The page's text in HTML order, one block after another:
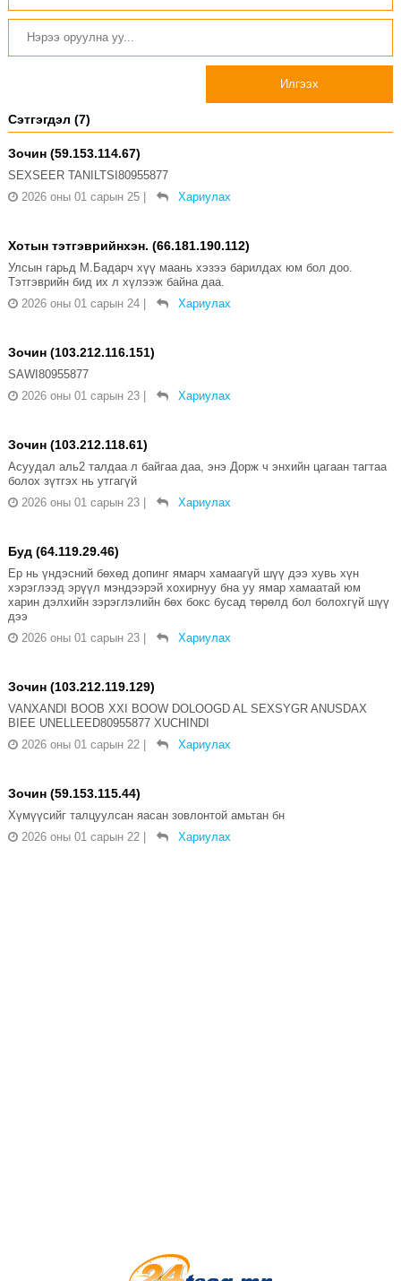
Илгээх
Сэтгэгдэл (7)
Зочин (59.153.114.67)
SEXSEER TANILTSI80955877
2026 оны 01 сарын 25
Хариулах
Хотын тэтгэврийнхэн. (66.181.190.112)
Улсын гарьд М.Бадарч хүү маань хэзээ барилдах юм бол доо.
Тэтгэврийн бид их л хүлээж байна даа.
2026 оны 01 сарын 24
Хариулах
Зочин (103.212.116.151)
SAWI80955877
2026 оны 01 сарын 23
Хариулах
Зочин (103.212.118.61)
Асуудал аль2 талдаа л байгаа даа, энэ Дорж ч энхийн цагаан тагтаа
болох зүтгэх нь утгагүй
2026 оны 01 сарын 23
Хариулах
Буд (64.119.29.46)
Ер нь үндэсний бөхөд допинг ямарч хамаагүй шүү дээ хувь хүн
хэрэглээд эрүүл мэндээрэй хохирнуу бна уу ямар хамаатай юм
харин дэлхийн зэрэглэлийн бөх бокс бусад төрөлд бол болохгүй шүү
дээ
2026 оны 01 сарын 23
Хариулах
Зочин (103.212.119.129)
VANXANDI BOOB XXI BOOW DOLOOGD AL SEXSYGR ANUSDAX
BIEE UNELLEED80955877 XUCHINDI
2026 оны 01 сарын 22
Хариулах
Зочин (59.153.115.44)
Хүмүүсийг талцуулсан яасан зовлонтой амьтан бн
2026 оны 01 сарын 22
Хариулах